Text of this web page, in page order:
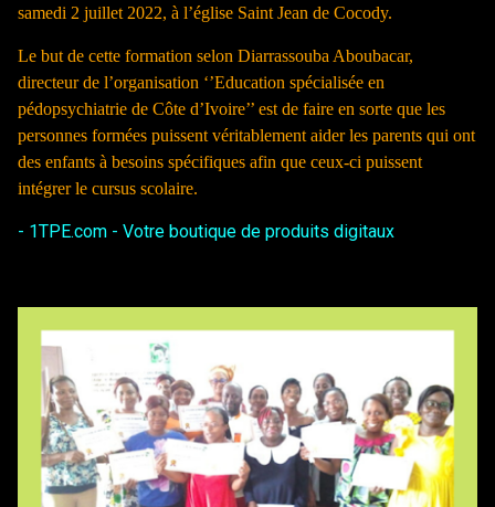
samedi 2 juillet 2022, à l’église Saint Jean de Cocody.
Le but de cette formation selon Diarrassouba Aboubacar,
directeur de l’organisation ‘’Education spécialisée en
pédopsychiatrie de Côte d’Ivoire’’ est de faire en sorte que les
personnes formées puissent véritablement aider les parents qui ont
des enfants à besoins spécifiques afin que ceux-ci puissent
intégrer le cursus scolaire.
- 1TPE.com - Votre boutique de produits digitaux